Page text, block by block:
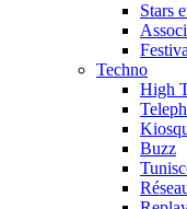
Stars
Techno
High
Buzz